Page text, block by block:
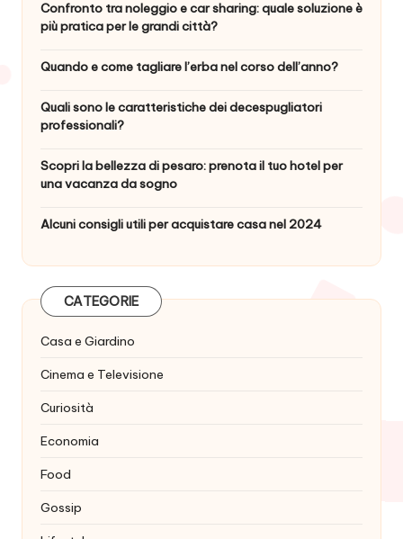
Confronto tra noleggio e car sharing: quale soluzione è
più pratica per le grandi città?
Quando e come tagliare l’erba nel corso dell’anno?
Quali sono le caratteristiche dei decespugliatori
professionali?
Scopri la bellezza di pesaro: prenota il tuo hotel per
una vacanza da sogno
Alcuni consigli utili per acquistare casa nel 2024
CATEGORIE
Casa e Giardino
Cinema e Televisione
Curiosità
Economia
Food
Gossip